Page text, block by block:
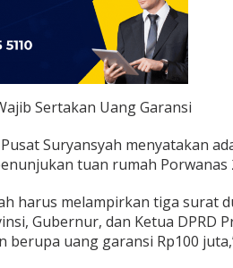
Sertakan Uang Garansi
Pusat Suryansyah menyatakan
tuan rumah Porwanas
harus melampirkan tiga surat
Gubernur, dan Ketua DPRD
berupa uang garansi Rp100